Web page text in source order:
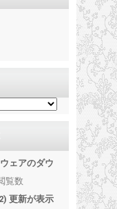
ェアのダウ
覧数
更新が表示